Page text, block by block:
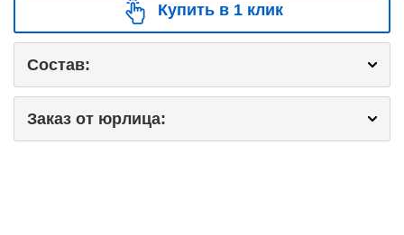
Купить в 1 клик
Состав:
Заказ от юрлица: